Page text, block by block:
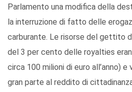
Parlamento una modifica della
la interruzione di fatto delle
carburante. Le risorse del gettito
del 3 per cento delle royalties
circa 100 milioni di euro all’anno)
gran parte al reddito di